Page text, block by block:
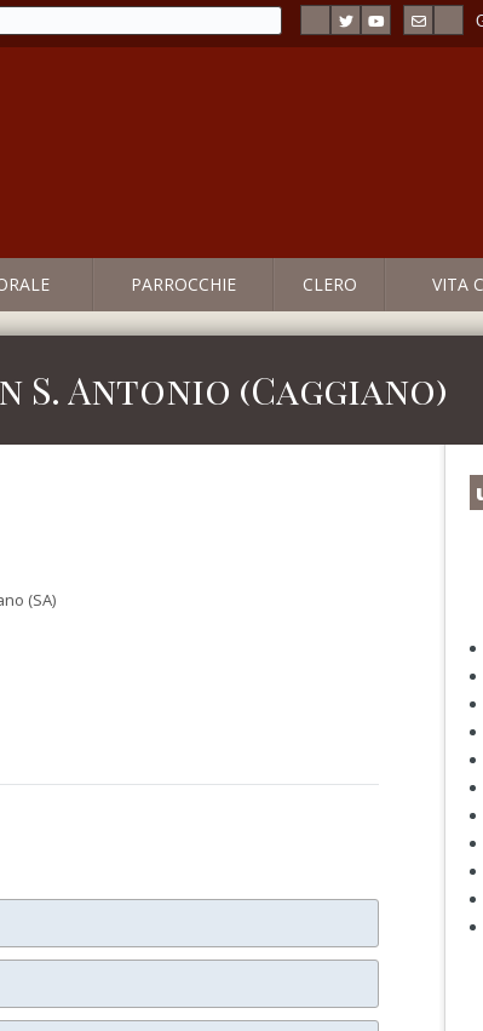
PARROCCHIE CLERO VITA
S. Antonio (Caggiano)
(SA)